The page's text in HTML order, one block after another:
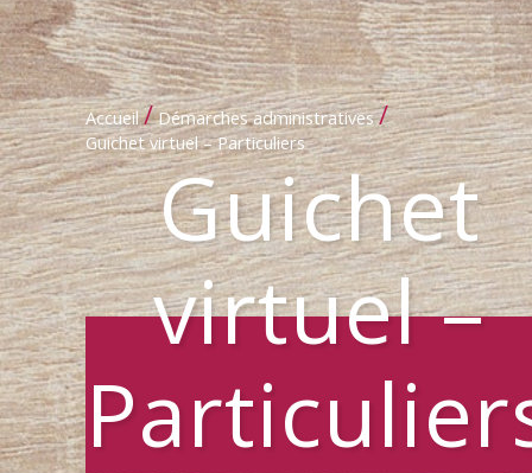
Accueil / Démarches administratives /
Guichet virtuel – Particuliers
Guichet
virtuel –